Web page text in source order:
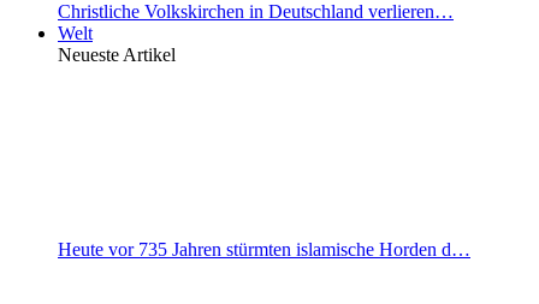
Christliche Volkskirchen in Deutschland verlieren…
Welt
Neueste Artikel
Heute vor 735 Jahren stürmten islamische Horden d…